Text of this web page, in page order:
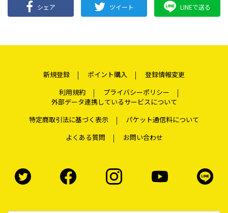
シェア ツイート LINEで送る
新規登録 ポイント購入
登録情報変更
利用規約
プライバシーポリシー
外部データ連携しているサービスについて
特定商取引法に基づく表示
パケット通信料について
よくある質問
お問い合わせ